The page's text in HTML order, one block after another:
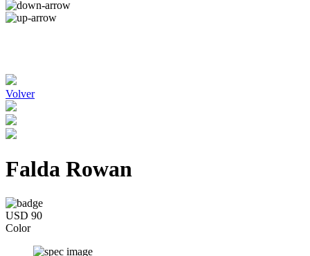
Volver
Falda Rowan
USD 90
Color